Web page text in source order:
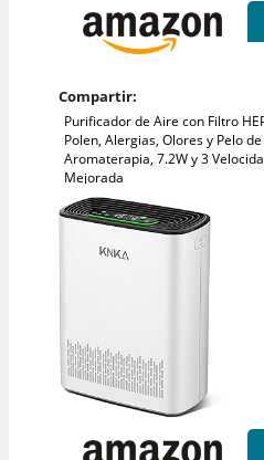
Compartir:
Purificador de Aire con Filtro
Polen, Alergias, Olores y Pelo
Aromaterapia, 7.2W y 3
Mejorada